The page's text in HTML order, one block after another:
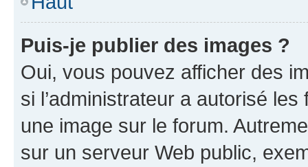
Puis-je publier des images ?
Oui, vous pouvez afficher des
si l’administrateur a autorisé
une image sur le forum.
sur un serveur Web public,